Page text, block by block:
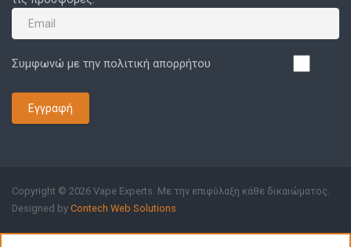
Συμφωνώ με την πολιτική απορρήτου
Εγγραφή
Copyright © 2026 Vape Experts. Με την επιφύλαξη κάθε δικαιώματος.
Designed by Contech Web Solutions